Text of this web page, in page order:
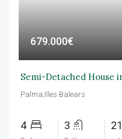
679.000€
Semi-Detached House
Palma,Illes Balears
4 3